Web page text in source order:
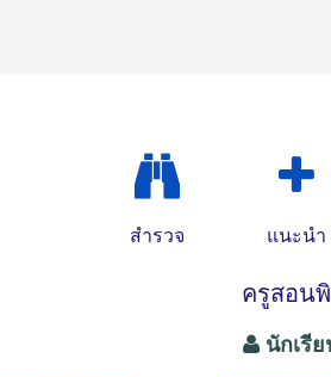
สำรวจ แนะนำ
ครูสอน
นักเรี